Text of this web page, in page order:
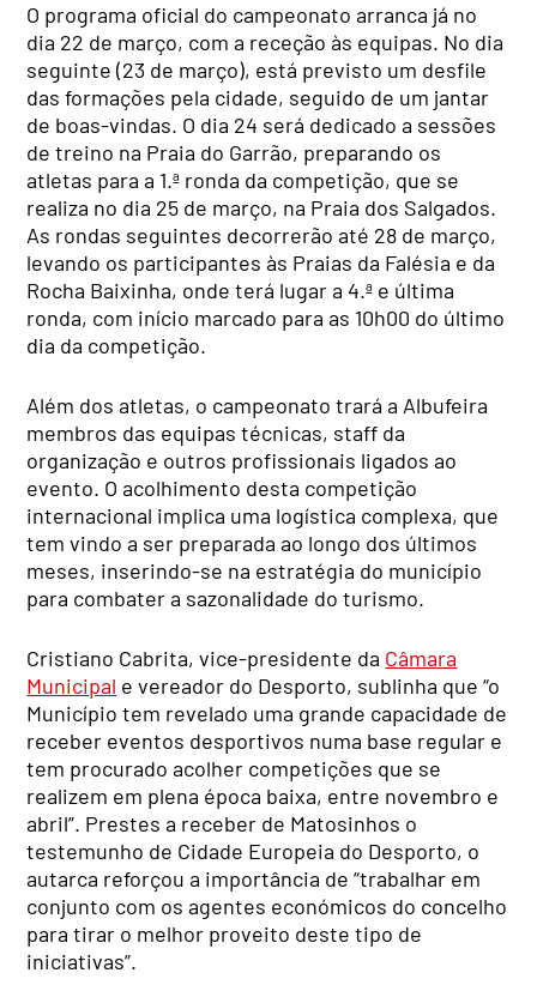
O programa oficial do campeonato arranca já no
dia 22 de março, com a receção às equipas. No dia
seguinte (23 de março), está previsto um desfile
das formações pela cidade, seguido de um jantar
de boas-vindas. O dia 24 será dedicado a sessões
de treino na Praia do Garrão, preparando os
atletas para a 1.ª ronda da competição, que se
realiza no dia 25 de março, na Praia dos Salgados.
As rondas seguintes decorrerão até 28 de março,
levando os participantes às Praias da Falésia e da
Rocha Baixinha, onde terá lugar a 4.ª e última
ronda, com início marcado para as 10h00 do último
dia da competição.
Além dos atletas, o campeonato trará a Albufeira
membros das equipas técnicas, staff da
organização e outros profissionais ligados ao
evento. O acolhimento desta competição
internacional implica uma logística complexa, que
tem vindo a ser preparada ao longo dos últimos
meses, inserindo-se na estratégia do município
para combater a sazonalidade do turismo.
Cristiano Cabrita, vice-presidente da Câmara
Municipal e vereador do Desporto, sublinha que “o
Município tem revelado uma grande capacidade de
receber eventos desportivos numa base regular e
tem procurado acolher competições que se
realizem em plena época baixa, entre novembro e
abril”. Prestes a receber de Matosinhos o
testemunho de Cidade Europeia do Desporto, o
autarca reforçou a importância de “trabalhar em
conjunto com os agentes económicos do concelho
para tirar o melhor proveito deste tipo de
iniciativas”.